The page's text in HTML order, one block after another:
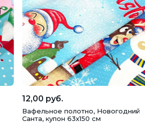
12,00 руб.
Вафельное полотно, Новогодний
Санта, купон 63х150 см